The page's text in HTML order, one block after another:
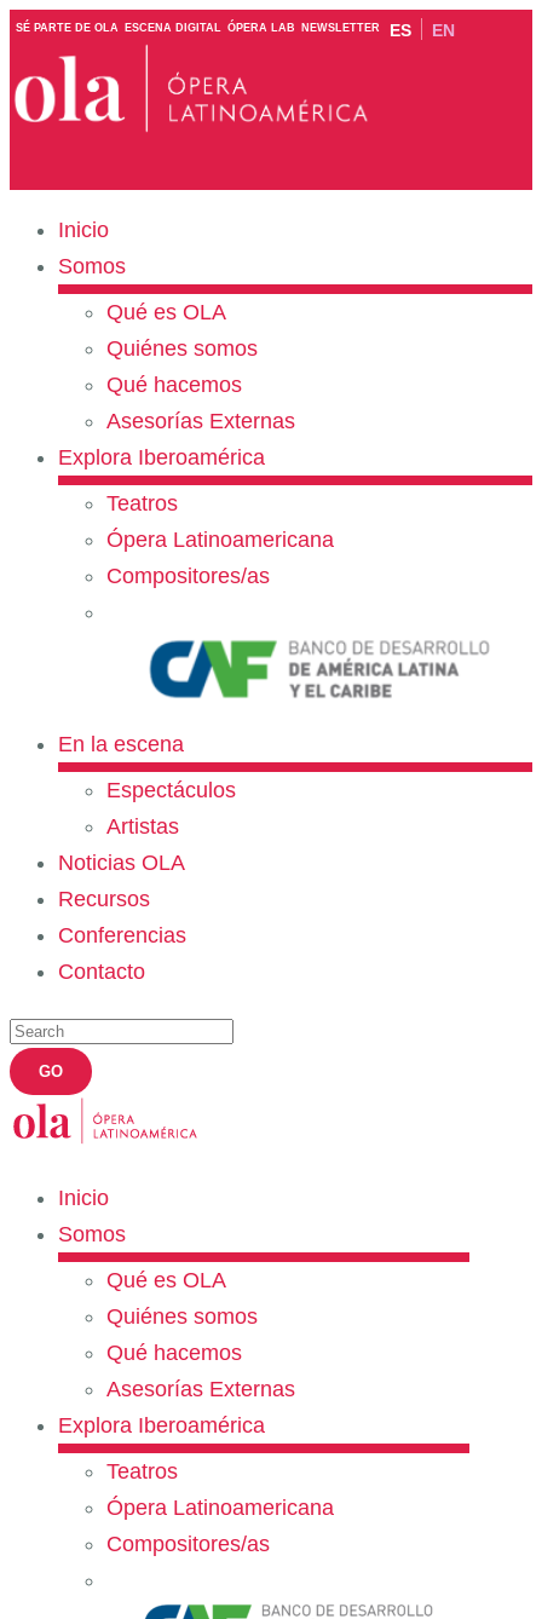
SÉ PARTE DE OLA ESCENA DIGITAL ÓPERA LAB NEWSLETTER ES EN
Inicio
Somos
Qué es OLA
Quiénes somos
Qué hacemos
Asesorías Externas
Explora Iberoamérica
Teatros
Ópera Latinoamericana
Compositores/as
En la escena
Espectáculos
Artistas
Noticias OLA
Recursos
Conferencias
Contacto
Inicio
Somos
Qué es OLA
Quiénes somos
Qué hacemos
Asesorías Externas
Explora Iberoamérica
Teatros
Ópera Latinoamericana
Compositores/as